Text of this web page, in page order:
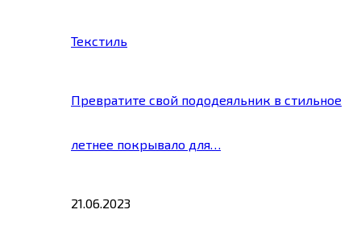
Текстиль
Превратите свой пододеяльник в стильное
летнее покрывало для…
21.06.2023